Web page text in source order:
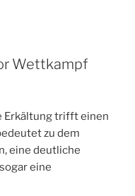
Wettkampf
Erkältung trifft einen
zu dem
eine deutliche
eine